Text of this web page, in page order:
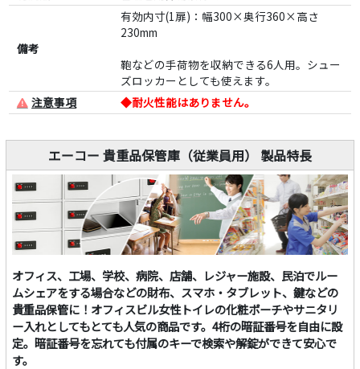
備考
有効内寸(1扉)：幅300×奥行360×高さ
230mm
鞄などの手荷物を収納できる6人用。シュー
ズロッカーとしても使えます。
注意事項
◆耐火性能はありません。
エーコー 貴重品保管庫（従業員用） 製品特長
オフィス、工場、学校、病院、店舗、レジャー施設、民泊でルー
ムシェアをする場合などの財布、スマホ・タブレット、鍵などの
貴重品保管に！オフィスビル女性トイレの化粧ポーチやサニタリ
ー入れとしてもとても人気の商品です。4桁の暗証番号を自由に設
定。暗証番号を忘れても付属のキーで検索や解錠ができて安心で
す。